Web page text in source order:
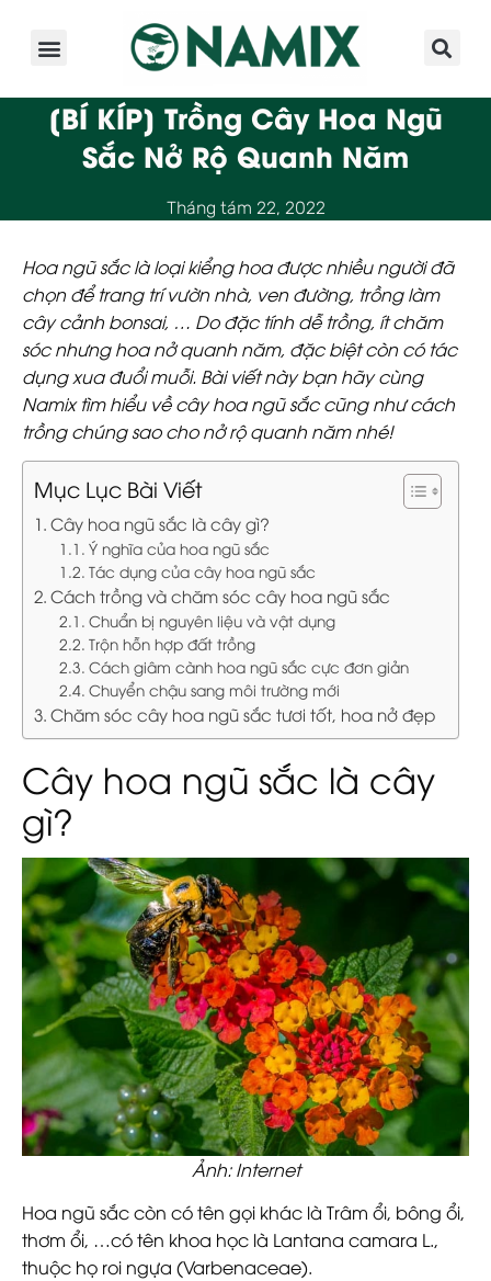
[BÍ KÍP] Trồng Cây Hoa Ngũ
Sắc Nở Rộ Quanh Năm
Tháng tám 22, 2022
Hoa ngũ sắc là loại kiểng hoa được nhiều người đã
chọn để trang trí vườn nhà, ven đường, trồng làm
cây cảnh bonsai, … Do đặc tính dễ trồng, ít chăm
sóc nhưng hoa nở quanh năm, đặc biệt còn có tác
dụng xua đuổi muỗi. Bài viết này bạn hãy cùng
Namix tìm hiểu về cây hoa ngũ sắc cũng như cách
trồng chúng sao cho nở rộ quanh năm nhé!
Mục Lục Bài Viết
Cây hoa ngũ sắc là cây gì?
Ý nghĩa của hoa ngũ sắc
Tác dụng của cây hoa ngũ sắc
Cách trồng và chăm sóc cây hoa ngũ sắc
Chuẩn bị nguyên liệu và vật dụng
Trộn hỗn hợp đất trồng
Cách giâm cành hoa ngũ sắc cực đơn giản
Chuyển chậu sang môi trường mới
Chăm sóc cây hoa ngũ sắc tươi tốt, hoa nở đẹp
Cây hoa ngũ sắc là cây
gì?
Ảnh: Internet
Hoa ngũ sắc còn có tên gọi khác là Trâm ổi, bông ổi,
thơm ổi, …có tên khoa học là Lantana camara L.,
thuộc họ roi ngựa (Varbenaceae).